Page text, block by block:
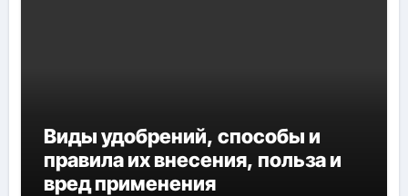
Виды удобрений, способы и
правила их внесения, польза и
вред применения